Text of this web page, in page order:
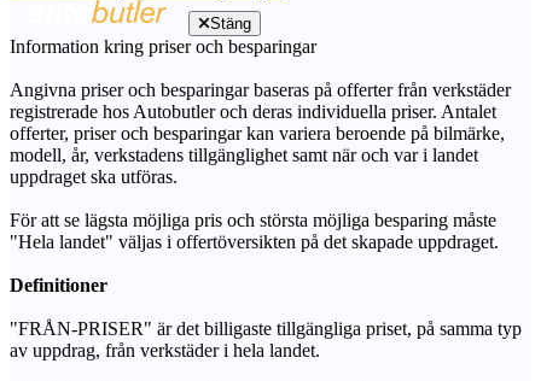
Stäng
Information kring priser och besparingar
Angivna priser och besparingar baseras på offerter från verkstäder
registrerade hos Autobutler och deras individuella priser. Antalet
offerter, priser och besparingar kan variera beroende på bilmärke,
modell, år, verkstadens tillgänglighet samt när och var i landet
uppdraget ska utföras.
För att se lägsta möjliga pris och största möjliga besparing måste
"Hela landet" väljas i offertöversikten på det skapade uppdraget.
Definitioner
"FRÅN-PRISER" är det billigaste tillgängliga priset, på samma typ
av uppdrag, från verkstäder i hela landet.